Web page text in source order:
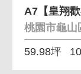
桃園市龜山
59.98坪